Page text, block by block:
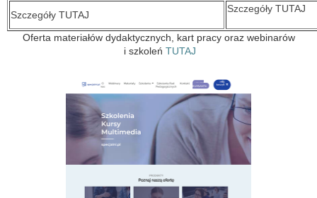
Szczegóły TUTAJ
Szczegóły TUTAJ
Oferta materiałów dydaktycznych, kart pracy oraz webinarów
i szkoleń TUTAJ